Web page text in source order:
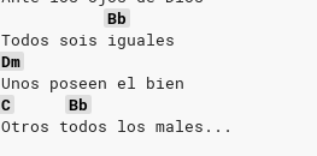
Bb
Todos sois iguales
Dm
Unos poseen el bien
C
Bb
Otros todos los males...